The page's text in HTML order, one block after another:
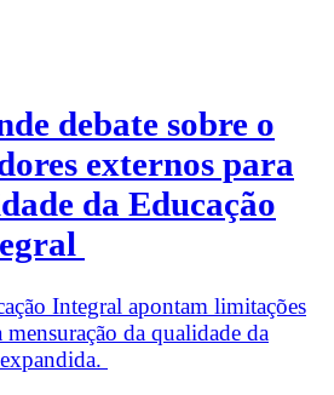
debate sobre o
externos para
da Educação
Integral apontam limitações
da qualidade da